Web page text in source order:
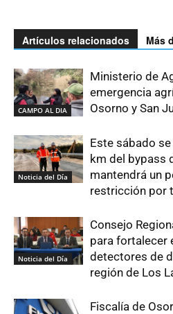
Artículos relacionados Más
CAMPO AL DIA
Ministerio de
emergencia
Osorno y San
Noticia del Día
Este sábado
km del bypass
mantendrá un
restricción por
Noticia del Día
Consejo
para fortalecer
detectores de
región de Los
Fiscalía de